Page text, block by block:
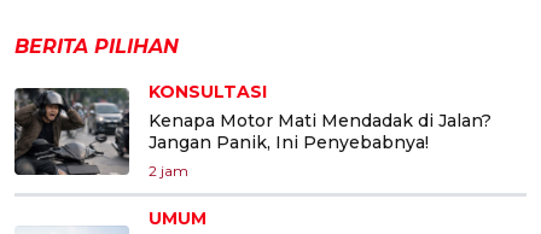
BERITA PILIHAN
KONSULTASI
Kenapa Motor Mati Mendadak di Jalan?
Jangan Panik, Ini Penyebabnya!
2 jam
UMUM